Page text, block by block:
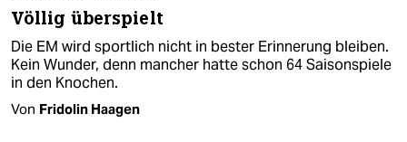
Völlig überspielt
Die EM wird sportlich nicht in bester Erinnerung bleiben.
Kein Wunder, denn mancher hatte schon 64 Saisonspiele
in den Knochen.
Von Fridolin Haagen